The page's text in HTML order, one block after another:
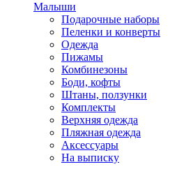
Малыши
Подарочные наборы
Пеленки и конверты
Одежда
Пижамы
Комбинезоны
Боди, кофты
Штаны, ползунки
Комплекты
Верхняя одежда
Пляжная одежда
Аксессуары
На выписку